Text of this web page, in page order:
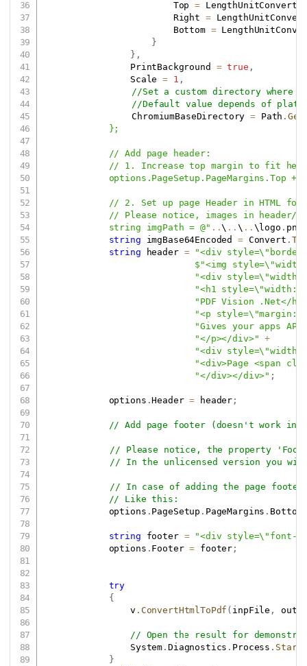
                        Top
=
                        Right
=
                        Bottom
=
}
} ,
                PrintBackground
= true ,
                Scale
= 1 ,
//Set a custom directory where
//Default value depends of
				ChromiumBaseDirectory
= Path .
            };
            // Add page header:
// 1. Increase top margin to fit
options.PageSetup.PageMargins.Top
// 2. Set up page Header in HTML
// Please notice, images in header/
            string imgPath = @"
..\ ..\ .. \logo .
string imgBase64Encoded = Convert .
string header =
"<div
$"<img
"<div style=\"width:
"<h1
"PDF Vision .Net</
"<p
"Gives your apps
"</p></div>"
+
"<div
"<div>Page <span
"</div></div>" ;
            options
.Header = header ;
// Add page footer (doesn't work
// Please notice, the property
// In the unlicensed version you
// In case of adding the page
// Like this:
            options
. PageSetup . PageMargins .
string footer =
"<div style=\"font-
            options
. Footer = footer ;
try
{
                v
. ConvertHtmlToPdf ( inpFile ,
// Open the result for
                System
. Diagnostics . Process . Start
}